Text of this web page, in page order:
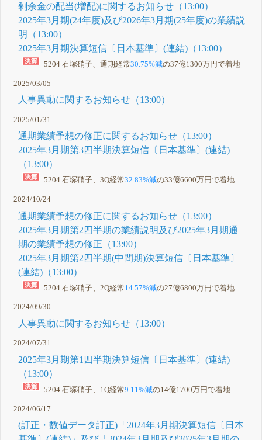
剰余金の配当(増配)に関するお知らせ（13:00）
2025年3月期(24年度)及び2026年3月期(25年度)の業績説
明（13:00）
2025年3月期決算短信〔日本基準〕(連結)（13:00）
5204 石塚硝子、通期経常30.75%減の37億1300万円で着地
2025/03/05
人事異動に関するお知らせ（13:00）
2025/01/31
通期業績予想の修正に関するお知らせ（13:00）
2025年3月期第3四半期決算短信〔日本基準〕(連結)
（13:00）
5204 石塚硝子、3Q経常32.83%減の33億6600万円で着地
2024/10/24
通期業績予想の修正に関するお知らせ（13:00）
2025年3月期第2四半期の業績説明及び2025年3月期通
期の業績予想の修正（13:00）
2025年3月期第2四半期(中間期)決算短信〔日本基準〕
(連結)（13:00）
5204 石塚硝子、2Q経常14.57%減の27億6800万円で着地
2024/09/30
人事異動に関するお知らせ（13:00）
2024/07/31
2025年3月期第1四半期決算短信〔日本基準〕(連結)
（13:00）
5204 石塚硝子、1Q経常9.11%減の14億1700万円で着地
2024/06/17
(訂正・数値データ訂正)「2024年3月期決算短信〔日本